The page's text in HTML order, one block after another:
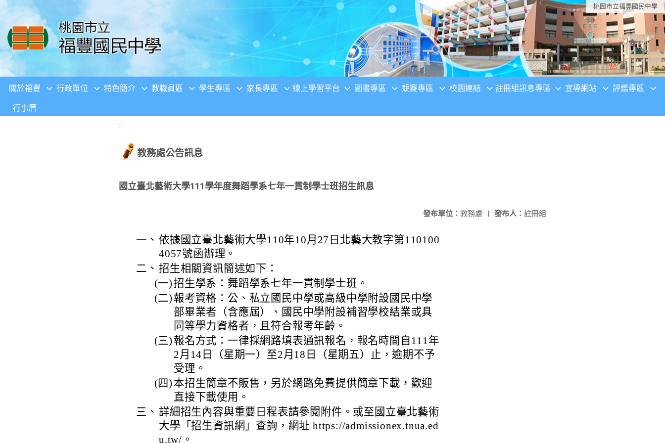
移至網頁之主要內容區位置 桃園市立福豐國民中學
關於福豐 行政單位 特色簡介 教職員區 學生專區 家長專區 線上學習平台 圖書專區 競賽專區 校園連結 註冊組訊息專區 宣導網站 評鑑專區
行事曆
:::
教務處公告訊息
國立臺北藝術大學111學年度舞蹈學系七年一貫制學士班招生訊息
發布人： 註冊組
發布單位： 教務處 |
一、 依據國立臺北藝術大學110年10月27日北藝大教字第110100
4057號函辦理。
二、 招生相關資訊簡述如下：
(一)招生學系：舞蹈學系七年一貫制學士班。
(二) 報考資格：公、私立國民中學或高級中學附設國民中學
部畢業者（含應屆）、國民中學附設補習學校結業或具
同等學力資格者，且符合報考年齡。
(三) 報名方式：一律採網路填表通訊報名，報名時間自111年
2月14日（星期一）至2月18日（星期五）止，逾期不予
受理。
(四) 本招生簡章不販售，另於網路免費提供簡章下載，歡迎
直接下載使用。
三、 詳細招生內容與重要日程表請參閱附件。或至國立臺北藝術
大學「招生資訊網」查詢，網址 https://admissionex.tnua.ed
u.tw/。